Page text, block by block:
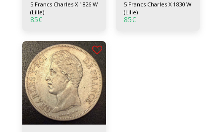
5 Francs Charles X 1826 W
(Lille)
85€
5 Francs Charles X 1830 W
(Lille)
85€